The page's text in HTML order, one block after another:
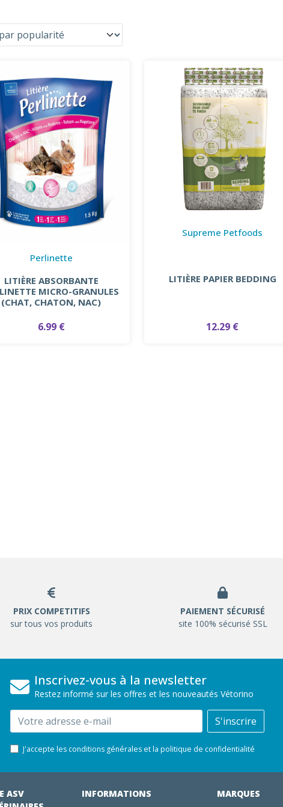
Perlinette
LITIÈRE ABSORBANTE
MICRO-GRANULES
(CHAT, CHATON, NAC)
6.99 €
Supreme Petfoods
LITIÈRE PAPIER BEDDING
12.29 €
PRIX COMPETITIFS
sur tous vos produits
PAIEMENT SÉCURISÉ
site 100% sécurisé SSL
Inscrivez-vous à la newsletter
Restez informé sur les offres et les nouveautés Vétorino
Email S'inscrire
J'accepte les conditions générales et la politique de confidentialité
ASV
INFORMATIONS MARQUES